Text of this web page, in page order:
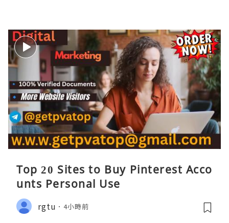
Top 20 Sites to Buy Pinterest Acco
unts Personal Use
rgtu 4小時前